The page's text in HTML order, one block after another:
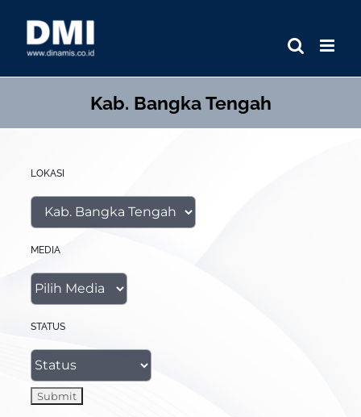
Kab. Bangka Tengah
LOKASI
MEDIA
STATUS